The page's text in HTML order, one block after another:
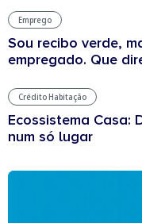
Emprego
Sou recibo verde,
empregado. Que
Crédito Habitação
Ecossistema Casa:
num só lugar